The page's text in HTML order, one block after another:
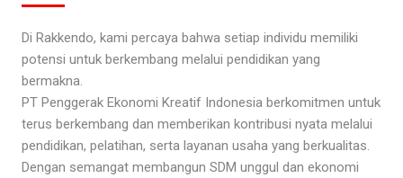
Di Rakkendo, kami percaya bahwa setiap individu memiliki
potensi untuk berkembang melalui pendidikan yang
bermakna.
PT Penggerak Ekonomi Kreatif Indonesia berkomitmen untuk
terus berkembang dan memberikan kontribusi nyata melalui
pendidikan, pelatihan, serta layanan usaha yang berkualitas.
Dengan semangat membangun SDM unggul dan ekonomi